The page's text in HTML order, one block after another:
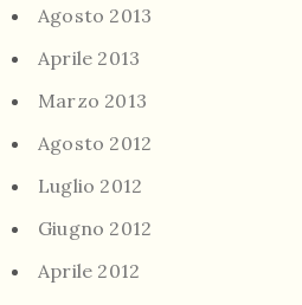
Agosto 2013
Aprile 2013
Marzo 2013
Agosto 2012
Luglio 2012
Giugno 2012
Aprile 2012